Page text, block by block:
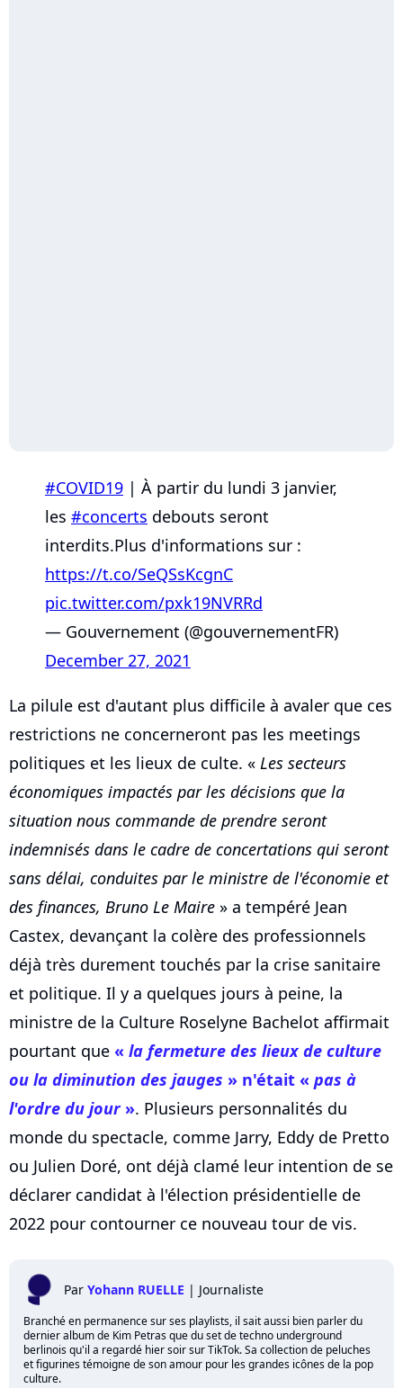
#COVID19 | À partir du lundi 3 janvier,
les #concerts debouts seront
interdits.Plus d'informations sur :
https://t.co/SeQSsKcgnC
pic.twitter.com/pxk19NVRRd
— Gouvernement (@gouvernementFR)
December 27, 2021
La pilule est d'autant plus difficile à avaler que ces
restrictions ne concerneront pas les meetings
politiques et les lieux de culte. « Les secteurs
économiques impactés par les décisions que la
situation nous commande de prendre seront
indemnisés dans le cadre de concertations qui seront
sans délai, conduites par le ministre de l'économie et
des finances, Bruno Le Maire » a tempéré Jean
Castex, devançant la colère des professionnels
déjà très durement touchés par la crise sanitaire
et politique. Il y a quelques jours à peine, la
ministre de la Culture Roselyne Bachelot affirmait
pourtant que « la fermeture des lieux de culture
ou la diminution des jauges » n'était « pas à
l'ordre du jour». Plusieurs personnalités du
monde du spectacle, comme Jarry, Eddy de Pretto
ou Julien Doré, ont déjà clamé leur intention de se
déclarer candidat à l'élection présidentielle de
2022 pour contourner ce nouveau tour de vis.
Par Yohann RUELLE | Journaliste
Branché en permanence sur ses playlists, il sait aussi bien parler du
dernier album de Kim Petras que du set de techno underground
berlinois qu'il a regardé hier soir sur TikTok. Sa collection de peluches
et figurines témoigne de son amour pour les grandes icônes de la pop
culture.